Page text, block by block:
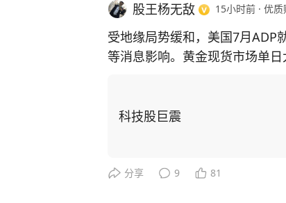
股王杨无敌 15小时前 · 优质
受地缘局势缓和，美国7月ADP
等消息影响。黄金现货市场单
可叹。为了应对接下来可能发
现金，而全球的散户却背道而
别？我从不否认科技创新是人
人类文明的发展各行各业都很
科技股巨震
分享 9 81